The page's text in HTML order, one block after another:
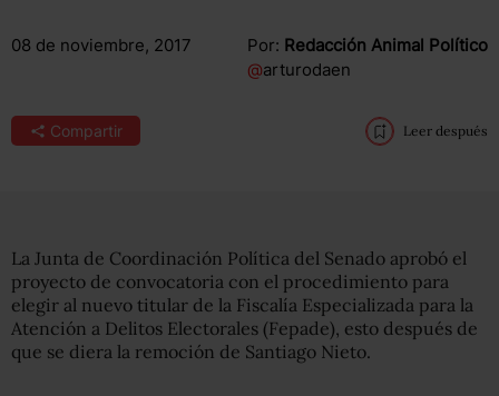
08 de noviembre, 2017 Por: Redacción Animal Político
@arturodaen
Compartir Leer después
La Junta de Coordinación Política del Senado aprobó el
proyecto de convocatoria con el procedimiento para
elegir al nuevo titular de la Fiscalía Especializada para la
Atención a Delitos Electorales (Fepade), esto después de
que se diera la remoción de Santiago Nieto.